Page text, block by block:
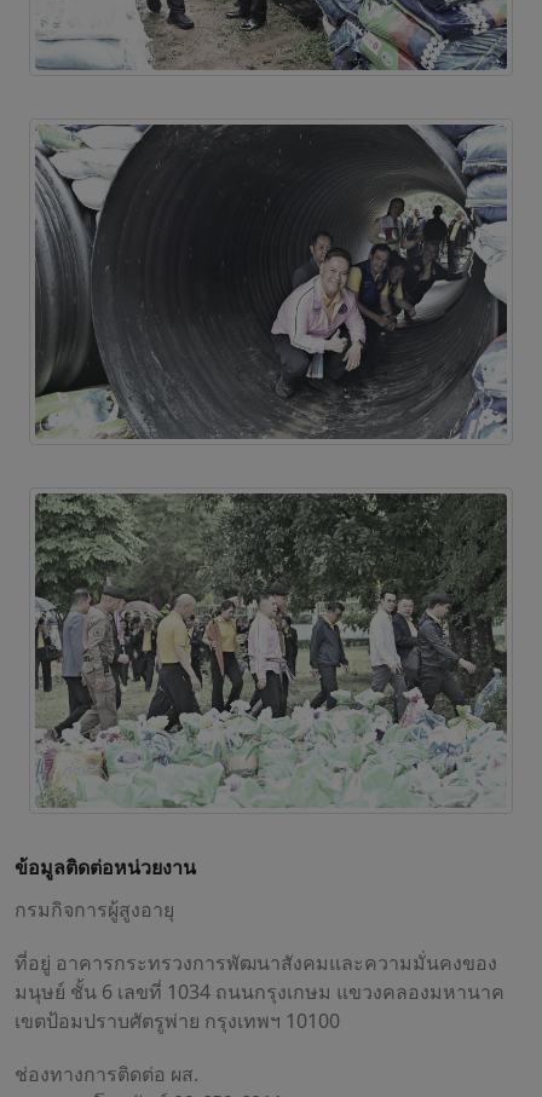
ข้อมูลติดต่อหน่วยงาน
กรมกิจการผู้สูงอายุ
ที่อยู่ อาคารกระทรวงการพัฒนาสังคมและความมั่นคงของ
มนุษย์ ชั้น 6 เลขที่ 1034 ถนนกรุงเกษม แขวงคลองมหานาค
เขตป้อมปราบศัตรูพ่าย กรุงเทพฯ 10100
ช่องทางการติดต่อ ผส.